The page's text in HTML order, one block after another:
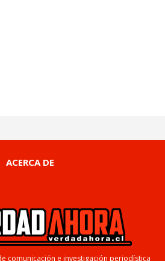
ACERCA DE
comunicación e investigación periodística